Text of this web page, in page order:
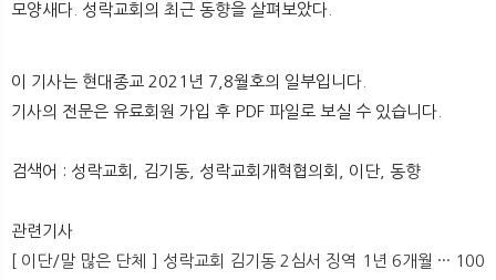
모양새다. 성락교회의 최근 동향을 살펴보았다.
이 기사는 현대종교 2021년 7,8월호의 일부입니다.
기사의 전문은 유료회원 가입 후 PDF 파일로 보실 수 있습니다.
검색어 : 성락교회, 김기동, 성락교회개혁협의회, 이단, 동향
관련기사
[ 이단/말 많은 단체 ] 성락교회 김기동 2심서 징역 1년 6개월 ··· 100